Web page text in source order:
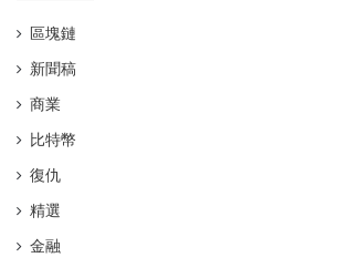
區塊鏈
新聞稿
商業
比特幣
復仇
精選
金融